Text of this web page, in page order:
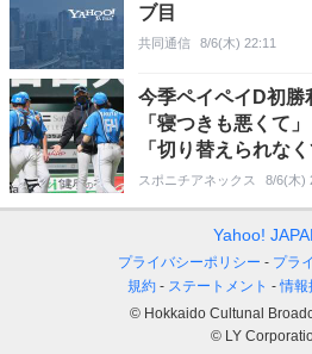
ブ目
共同通信 8/6(木) 22:11
今季ペイペイD初勝
「寝つきも悪くて
「切り替えられなく
スポニチアネックス 8/6(木)
Yahoo!
プライバシーポリシー
プラ
規約
ステートメント 情報
© Hokkaido Cultunal
© LY